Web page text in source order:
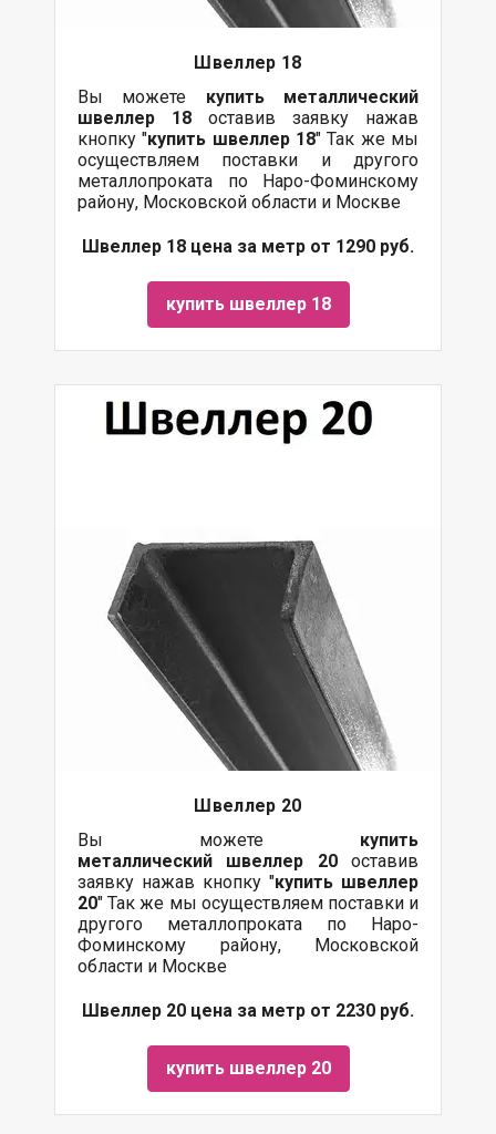
Швеллер 18
Вы можете купить металлический
швеллер 18 оставив заявку нажав
кнопку "купить швеллер 18" Так же мы
осуществляем поставки и другого
металлопроката по Наро-Фоминскому
району, Московской области и Москве
Швеллер 18 цена за метр от 1290 руб.
купить швеллер 18
Швеллер 20
Вы можете купить
металлический швеллер 20оставив
заявку нажав кнопку "купить швеллер
20" Так же мы осуществляем поставки и
другого металлопроката по Наро-
Фоминскому району, Московской
области и Москве
Швеллер 20 цена за метр от 2230 руб.
купить швеллер 20